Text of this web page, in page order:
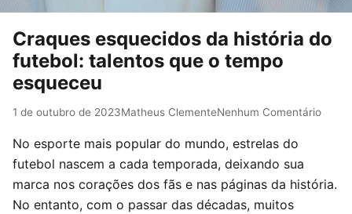
Craques esquecidos da história do
futebol: talentos que o tempo
esqueceu
1 de outubro de 2023Matheus ClementeNenhum Comentário
No esporte mais popular do mundo, estrelas do
futebol nascem a cada temporada, deixando sua
marca nos corações dos fãs e nas páginas da história.
No entanto, com o passar das décadas, muitos